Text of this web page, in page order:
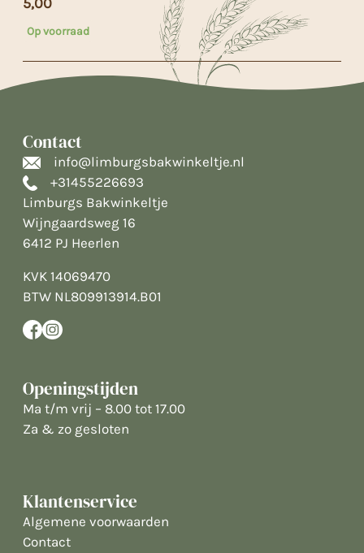
Op voorraad
Contact
info@limburgsbakwinkeltje.nl
+31455226693
Limburgs Bakwinkeltje
Wijngaardsweg 16
6412 PJ Heerlen
KVK 14069470
BTW NL809913914.B01
Openingstijden
Ma t/m vrij – 8.00 tot 17.00
Za & zo gesloten
Klantenservice
Algemene voorwaarden
Contact